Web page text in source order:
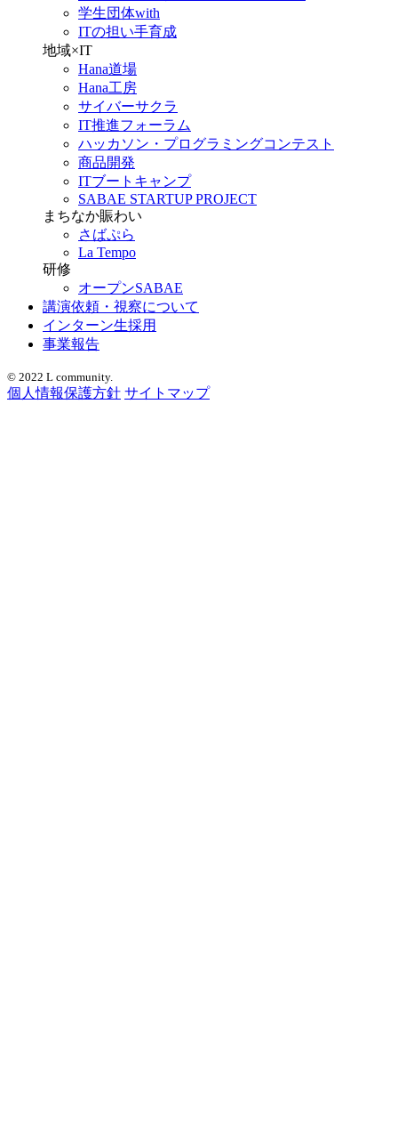
学生団体with
ITの担い手育成
地域×IT
Hana道場
Hana工房
サイバーサクラ
IT推進フォーラム
ハッカソン・プログラミングコンテスト
商品開発
ITブートキャンプ
SABAE STARTUP PROJECT
まちなか賑わい
さばぷら
La Tempo
研修
オープンSABAE
講演依頼・視察について
インターン生採用
事業報告
© 2022 L community.
個人情報保護方針 サイトマップ